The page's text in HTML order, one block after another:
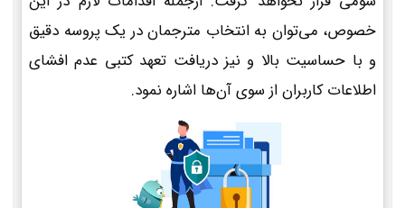
خصوص، می‌توان به انتخاب مترجمان در یک پروسه دقیق
و با حساسیت بالا و نیز دریافت تعهد کتبی عدم افشای
اطلاعات کاربران از سوی آن‌ها اشاره نمود.